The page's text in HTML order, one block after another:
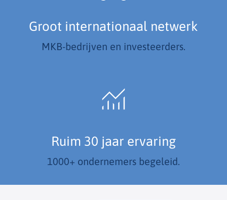
Groot internationaal netwerk
MKB-bedrijven en investeerders.
Ruim 30 jaar ervaring
1000+ ondernemers begeleid.